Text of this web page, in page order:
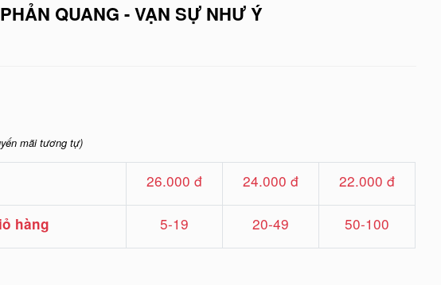
QUANG - VẠN SỰ NHƯ Ý
mãi tương tự)
26.000 đ 24.000 đ 22.000 đ
hàng 5-19 20-49 50-100